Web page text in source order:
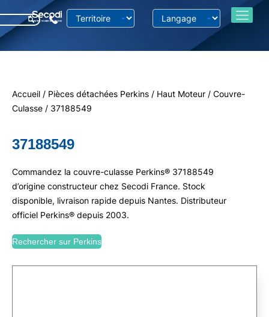
Accueil / Pièces détachées Perkins / Haut Moteur / Couvre-
Culasse / 37188549
37188549
Commandez la couvre-culasse Perkins® 37188549
d’origine constructeur chez Secodi France. Stock
disponible, livraison rapide depuis Nantes. Distributeur
officiel Perkins® depuis 2003.
Rechercher sur Perkins